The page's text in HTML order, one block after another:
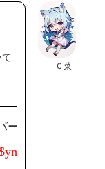
Ｃ菜
ーズ3の統計情